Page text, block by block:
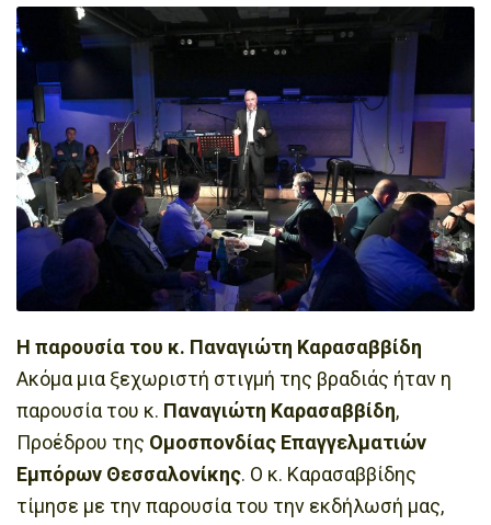
Η παρουσία του κ. Παναγιώτη Καρασαββίδη
Ακόμα μια ξεχωριστή στιγμή της βραδιάς ήταν η
παρουσία του κ. Παναγιώτη Καρασαββίδη,
Προέδρου της Ομοσπονδίας Επαγγελματιών
Εμπόρων Θεσσαλονίκης. Ο κ. Καρασαββίδης
τίμησε με την παρουσία του την εκδήλωσή μας,